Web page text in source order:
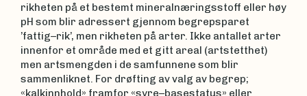
rikheten på et bestemt mineralnæringsstoff eller høy
pH som blir adressert gjennom begrepsparet
’fattig–rik’, men rikheten på arter. Ikke antallet arter
innenfor et område med et gitt areal (artstetthet)
men artsmengden i de samfunnene som blir
sammenliknet. For drøfting av valg av begrep;
«kalkinnhold» framfor «syre–basestatus» eller